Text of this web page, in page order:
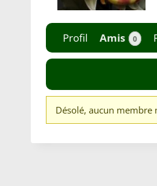
Profil Amis 0
M
Désolé, aucun membre